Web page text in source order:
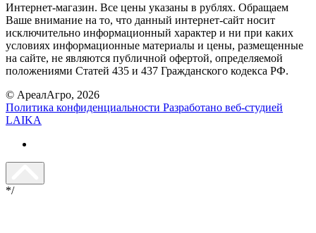
Интернет-магазин. Все цены указаны в рублях. Обращаем
Ваше внимание на то, что данный интернет-сайт носит
исключительно информационный характер и ни при каких
условиях информационные материалы и цены, размещенные
на сайте, не являются публичной офертой, определяемой
положениями Статей 435 и 437 Гражданского кодекса РФ.
© АреалАгро, 2026
Политика конфиденциальности Разработано веб-студией
LAIKA
*/